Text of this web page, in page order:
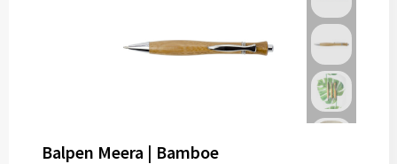
Balpen Meera | Bamboe